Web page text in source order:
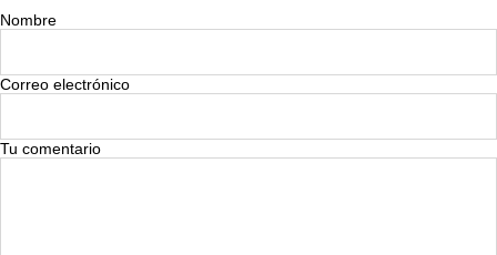
Nombre
Correo electrónico
Tu comentario